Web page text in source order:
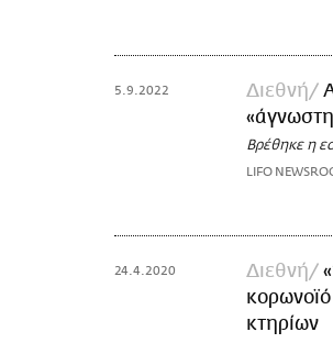
5.9.2022 Διεθνή
Βρέθηκε η
LIFO
24.4.2020 Διεθνή
κτηρίων